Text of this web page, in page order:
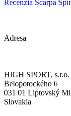
Recenzia Scarpa
Adresa
HIGH SPORT, s.r.o.
Belopotockého 6
031 01 Liptovský
Slovakia